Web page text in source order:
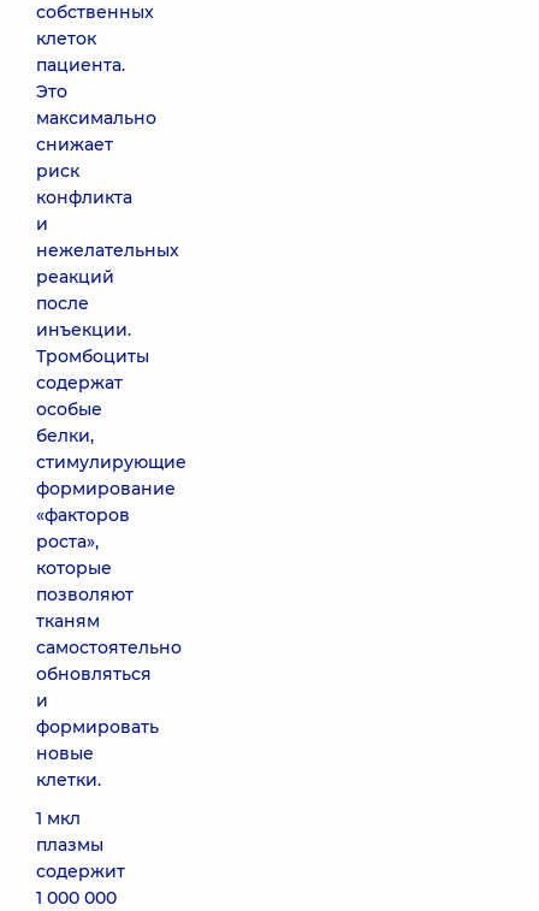
собственных
клеток
пациента.
Это
максимально
снижает
риск
конфликта
и
нежелательных
реакций
после
инъекции.
Тромбоциты
содержат
особые
белки,
стимулирующие
формирование
«факторов
роста»,
которые
позволяют
тканям
самостоятельно
обновляться
и
формировать
новые
клетки.
1 мкл
плазмы
содержит
1 000 000